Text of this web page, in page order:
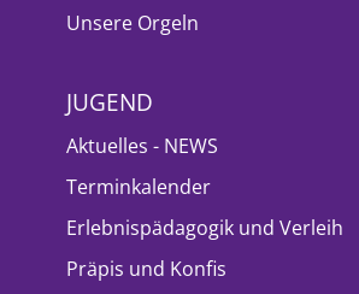
Unsere Orgeln
JUGEND
Aktuelles - NEWS
Terminkalender
Erlebnispädagogik und Verleih
Präpis und Konfis